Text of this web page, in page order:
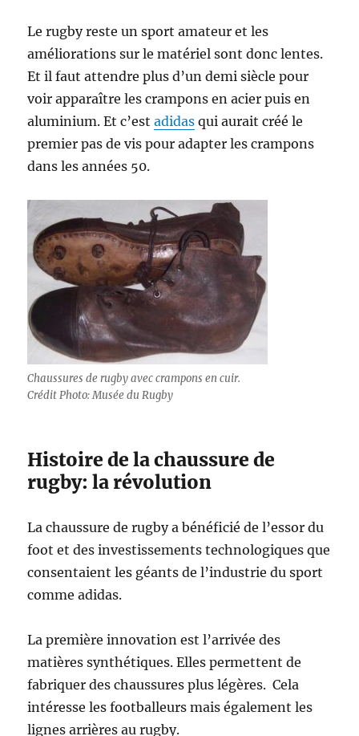
Le rugby reste un sport amateur et les
améliorations sur le matériel sont donc lentes.
Et il faut attendre plus d’un demi siècle pour
voir apparaître les crampons en acier puis en
aluminium. Et c’estadidas qui aurait créé le
premier pas de vis pour adapter les crampons
dans les années 50.
Chaussures de rugby avec crampons en cuir.
Crédit Photo: Musée du Rugby
Histoire de la chaussure de
rugby: la révolution
La chaussure de rugby a bénéficié de l’essor du
foot et des investissements technologiques que
consentaient les géants de l’industrie du sport
comme adidas.
La première innovation est l’arrivée des
matières synthétiques. Elles permettent de
fabriquer des chaussures plus légères. Cela
intéresse les footballeurs mais également les
lignes arrières au rugby.